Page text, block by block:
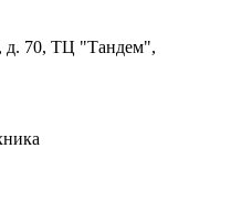
д. 70, ТЦ "Тандем",